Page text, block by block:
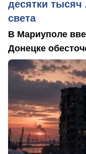
десятки
света
В Мариуполе
Донецке